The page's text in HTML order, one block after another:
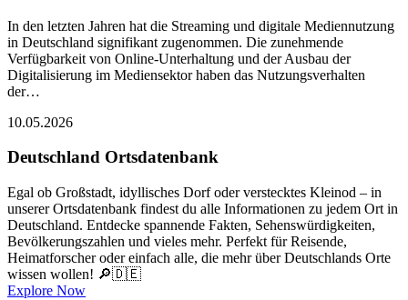
In den letzten Jahren hat die Streaming und digitale Mediennutzung
in Deutschland signifikant zugenommen. Die zunehmende
Verfügbarkeit von Online-Unterhaltung und der Ausbau der
Digitalisierung im Mediensektor haben das Nutzungsverhalten
der…
10.05.2026
Deutschland Ortsdatenbank
Egal ob Großstadt, idyllisches Dorf oder verstecktes Kleinod – in
unserer Ortsdatenbank findest du alle Informationen zu jedem Ort in
Deutschland. Entdecke spannende Fakten, Sehenswürdigkeiten,
Bevölkerungszahlen und vieles mehr. Perfekt für Reisende,
Heimatforscher oder einfach alle, die mehr über Deutschlands Orte
wissen wollen! 🔎🇩🇪
Explore Now